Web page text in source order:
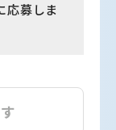
応募しま